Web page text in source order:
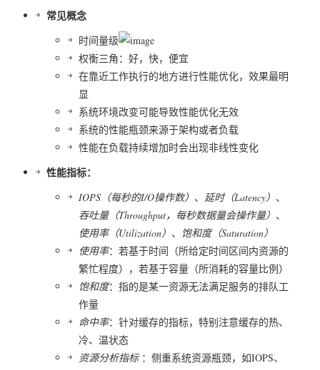
常见概念
时间量级
权衡三角：好，快，便宜
在靠近工作执行的地方进行性能优化，效果最明
显
系统环境改变可能导致性能优化无效
系统的性能瓶颈来源于架构或者负载
性能在负载持续增加时会出现非线性变化
性能指标：
IOPS（每秒的I/O操作数） 、 延时（Latency） 、
吞吐量（Throughput，每秒数据量会操作量） 、
使用率（Utilization） 、 饱和度（Saturation）
使用率：若基于时间（所给定时间区间内资源的
繁忙程度），若基于容量（所消耗的容量比例）
饱和度：指的是某一资源无法满足服务的排队工
作量
命中率：针对缓存的指标，特别注意缓存的热、
冷、温状态
资源分析指标：侧重系统资源瓶颈，如IOPS、